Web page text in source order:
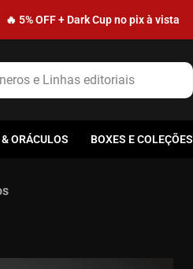
🔥 5% OFF + Dark Cup no pix à vista
e Linhas editoriais
ORÁCULOS BOXES E COLEÇÕES